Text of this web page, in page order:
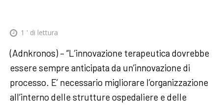
1 ' di lettura
(Adnkronos) – “L’innovazione terapeutica dovrebbe
essere sempre anticipata da un’innovazione di
processo. E’ necessario migliorare l’organizzazione
all’interno delle strutture ospedaliere e delle